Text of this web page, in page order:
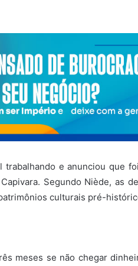
trabalhando e anunciou que
Segundo Niède, as
culturais pré-
meses se não chegar